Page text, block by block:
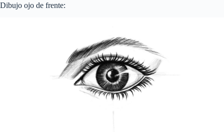
Dibujo ojo de frente: